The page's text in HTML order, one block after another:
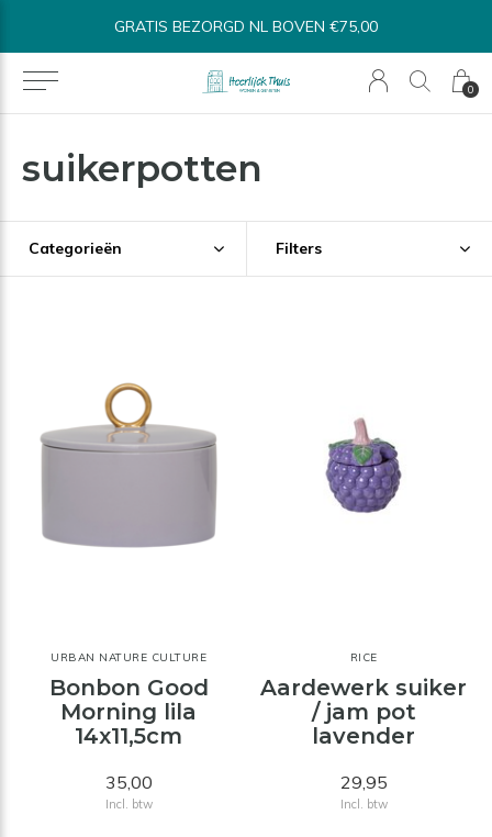
0
BINNEN 1-3 WERKDAGEN
suikerpotten
Categorieën Filters
URBAN NATURE CULTURE
Bonbon Good
Morning lila
14x11,5cm
35,00
Incl. btw
RICE
Aardewerk suiker
/ jam pot
lavender
29,95
Incl. btw